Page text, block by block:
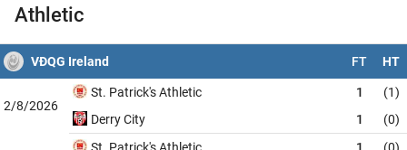
Athletic
VĐQG Ireland FT HT
2/8/2026
St. Patrick's Athletic 1
(1)
Derry City
1 (0)
St. Patrick's Athletic 1
(0)